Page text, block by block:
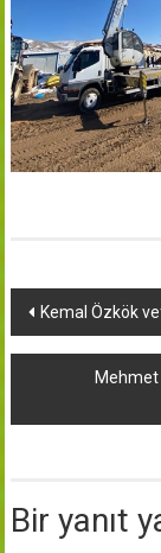
Yazı
dolaşımı
Kemal Özkök
Bir yanıt